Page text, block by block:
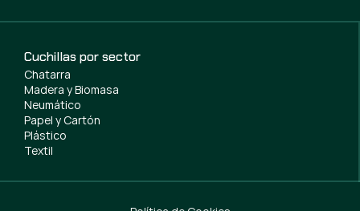
Cuchillas por sector
Chatarra
Madera y Biomasa
Neumático
Papel y Cartón
Plástico
Textil